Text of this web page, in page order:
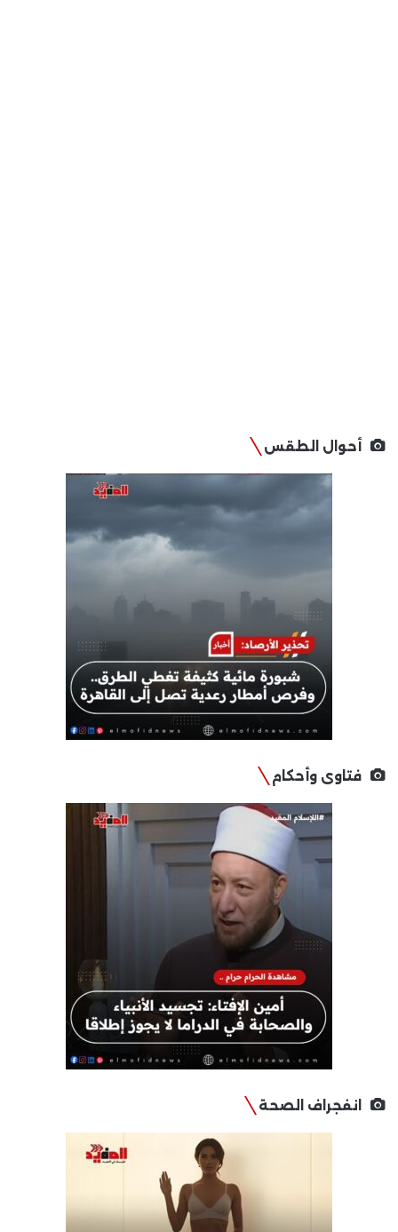
أحوال الطقس
فتاوى وأحكام
انفجراف الصحة